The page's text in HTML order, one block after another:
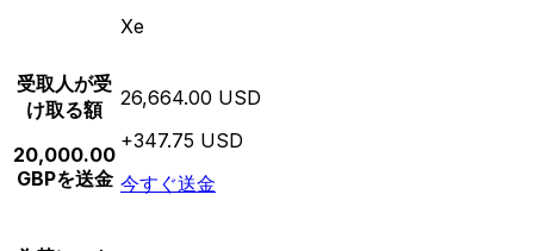
Xe
受取人が受
け取る額
20,000.00
GBPを送金
26,664.00 USD
+347.75 USD
今すぐ送金